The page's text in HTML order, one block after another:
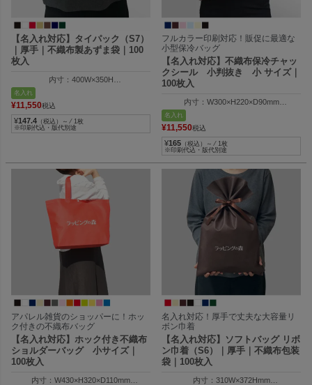
【名入れ対応】タイパック（S7）
｜厚手｜不織布製あずま袋｜100
枚入
内寸：400W×350H
納品時の全長：580Hmm
名入れ
¥11,550税込
¥147.4 （税込）～ ⁄ 1枚
※印刷代込・版代別途
フルカラー印刷対応！販促に最適な
小型保冷バッグ
【名入れ対応】不織布保冷チャッ
クシール 小判抜き 小 サイズ｜
100枚入
内寸：W300×H220×D90mm
外寸：W314×H295×D90mm
名入れ
¥11,550税込
¥165 （税込）～ ⁄ 1枚
※印刷代込・版代別途
アパレル雑貨のショッパーに！ホッ
ク付きの不織布バッグ
【名入れ対応】ホック付き不織布
ショルダーバッグ 小サイズ｜
100枚入
内寸：W430×H320×D110mm
名入れ対応！厚手で丈夫な大容量リ
ボン巾着
【名入れ対応】ソフトバッグ リボ
ン巾着（S6）｜厚手｜不織布包装
袋｜100枚入
内寸：310W×372Hmm